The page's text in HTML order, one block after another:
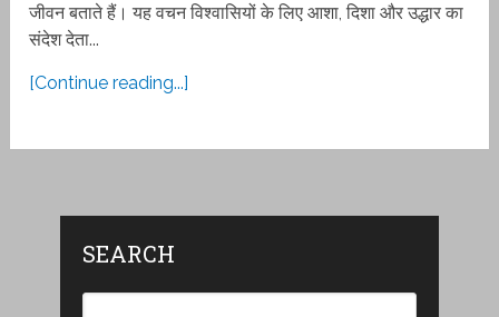
जीवन बताते हैं। यह वचन विश्वासियों के लिए आशा, दिशा और उद्धार का
संदेश देता...
[Continue reading...]
SEARCH